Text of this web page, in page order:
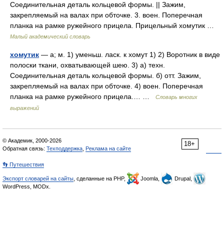
Соединительная деталь кольцевой формы. || Зажим,
закрепляемый на валах при обточке. 3. воен. Поперечная
планка на рамке ружейного прицела. Прицельный хомутик …
Малый академический словарь
хомутик — а; м. 1) уменьш. ласк. к хомут 1) 2) Воротник в виде
полоски ткани, охватывающей шею. 3) а) техн.
Соединительная деталь кольцевой формы. б) отт. Зажим,
закрепляемый на валах при обточке. 4) воен. Поперечная
планка на рамке ружейного прицела.… …
Словарь многих
выражений
18+
© Академик, 2000-2026
Обратная связь: Техподдержка Реклама на сайте
👣 Путешествия
Экспорт словарей на сайты , сделанные на PHP, Joomla,
Drupal,
WordPress, MODx.